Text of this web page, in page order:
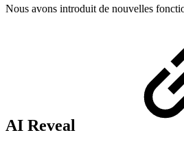
Nous avons introduit de nouvelles
AI Reveal